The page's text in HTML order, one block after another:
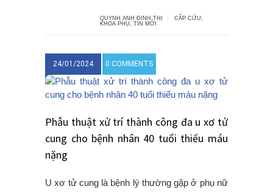
QUYNH ANH ĐINH THỊ CẤP CỨU,
KHOA PHỤ, TIN MỚI
24/01/2024 0 COMMENTS
Phẫu thuật xử trí thành công đa u xơ tử
cung cho bệnh nhân 40 tuổi thiếu máu
nặng
U xơ tử cung là bệnh lý thường gặp ở phụ nữ